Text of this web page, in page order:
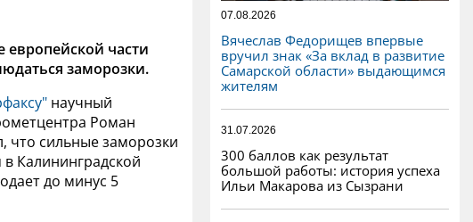
европейской части
заморозки.
научный
Роман
что сильные заморозки
в Калининградской
до минус 5
07.08.2026
Вячеслав Федорищев впервые
вручил знак «За вклад в развитие
Самарской области» выдающимся
жителям
31.07.2026
300 баллов как результат
большой работы: история успеха
Ильи Макарова из Сызрани